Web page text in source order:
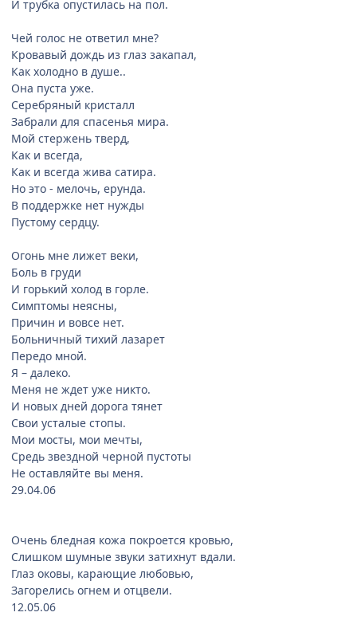
И трубка опустилась на пол.
Чей голос не ответил мне?
Кровавый дождь из глаз закапал,
Как холодно в душе..
Она пуста уже.
Серебряный кристалл
Забрали для спасенья мира.
Мой стержень тверд,
Как и всегда,
Как и всегда жива сатира.
Но это - мелочь, ерунда.
В поддержке нет нужды
Пустому сердцу.
Огонь мне лижет веки,
Боль в груди
И горький холод в горле.
Симптомы неясны,
Причин и вовсе нет.
Больничный тихий лазарет
Передо мной.
Я – далеко.
Меня не ждет уже никто.
И новых дней дорога тянет
Свои усталые стопы.
Мои мосты, мои мечты,
Средь звездной черной пустоты
Не оставляйте вы меня.
29.04.06
Очень бледная кожа покроется кровью,
Слишком шумные звуки затихнут вдали.
Глаз оковы, карающие любовью,
Загорелись огнем и отцвели.
12.05.06